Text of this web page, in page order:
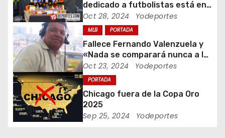
e
e
n
t
r
a
dedicado a futbolistas está en
Waukegan Indoor
Oct 28, 2024 Yodeportes
MLB PORTADA
Fallece Fernando Valenzuela y
«Nada se comparará nunca a la
Fernandomania» dijo Jaime
Jarrin
Oct 23, 2024 Yodeportes
PORTADA
Chicago fuera de la Copa Oro
2025
Sep 25, 2024 Yodeportes